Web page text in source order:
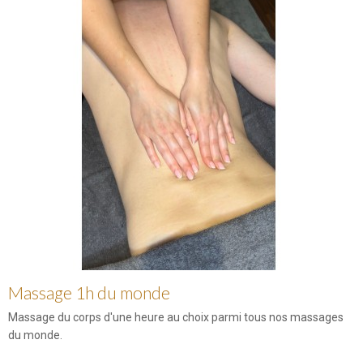
Massage 1h du monde
Massage du corps d'une heure au choix parmi tous nos massages
du monde.